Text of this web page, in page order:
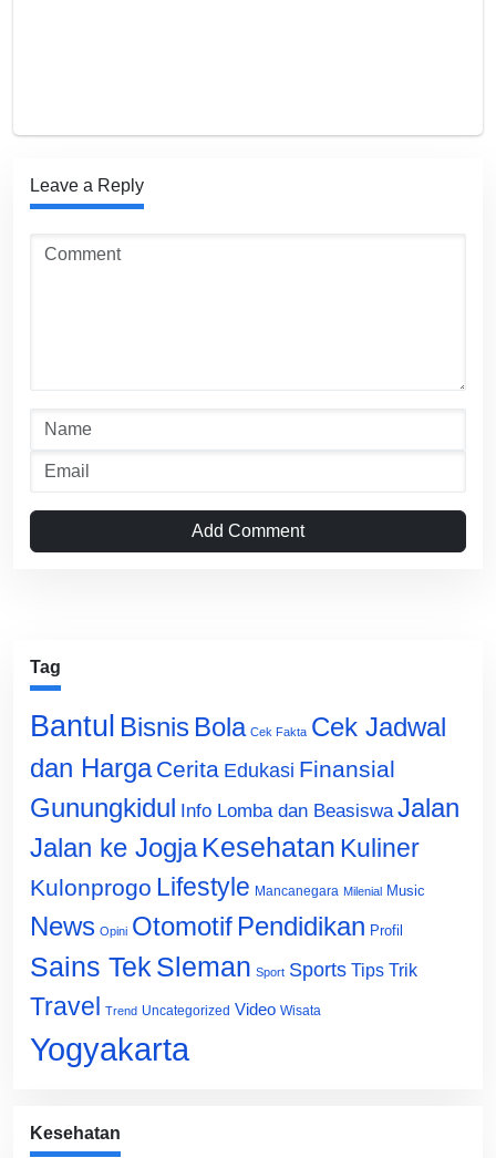
Leave a Reply
Add Comment
Tag
Bantul Bisnis Bola Cek Fakta Cek Jadwal
dan Harga Cerita Edukasi Finansial
Gunungkidul Info Lomba dan Beasiswa Jalan
Jalan ke Jogja Kesehatan Kuliner
Kulonprogo Lifestyle Mancanegara Milenial Music
News Opini Otomotif Pendidikan Profil
Sains Tek Sleman Sport Sports Tips Trik
Travel Trend Uncategorized Video Wisata
Yogyakarta
Kesehatan